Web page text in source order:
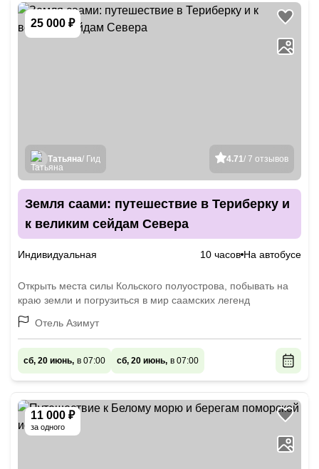
25 000 ₽
4.71/ 7 отзывов
Татьяна/ Гид
Земля саами: путешествие в Териберку и
к великим сейдам Севера
Индивидуальная 10 часов На автобусе
Открыть места силы Кольского полуострова, побывать на
краю земли и погрузиться в мир саамских легенд
Отель Азимут
сб, 20 июнь, в 07:00 сб, 20 июнь, в 07:00
11 000 ₽
за одного